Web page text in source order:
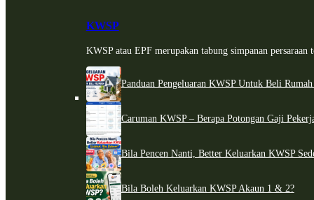
KWSP
KWSP atau EPF merupakan tabung simpanan persaraan
Panduan Pengeluaran KWSP Untuk Beli
Caruman KWSP – Berapa Potongan Gaji
Bila Pencen Nanti, Better Keluarkan KWSP
Bila Boleh Keluarkan KWSP Akaun 1 & 2?